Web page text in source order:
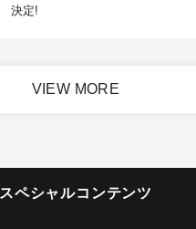
決定!
VIEW MORE
スペシャルコンテンツ